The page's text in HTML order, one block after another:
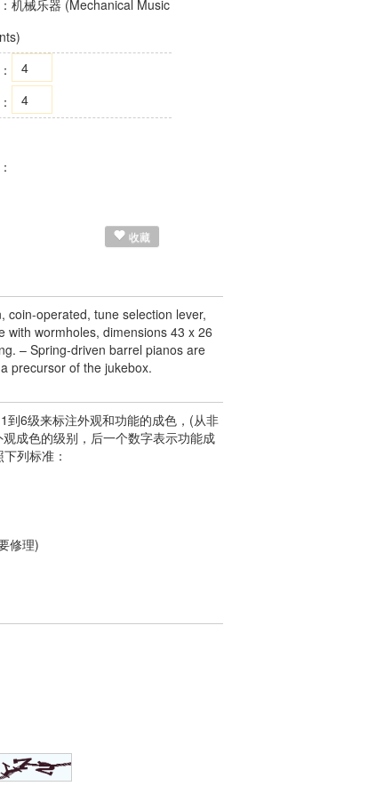
机械乐器 (Mechanical Music
4
4
收藏
coin-operated, tune selection lever,
with wormholes, dimensions 43 x 26
– Spring-driven barrel pianos are
precursor of the jukebox.
到6级来标注外观和功能的成色，(从非
成色的级别，后一个数字表示功能成
列标准：
修理)